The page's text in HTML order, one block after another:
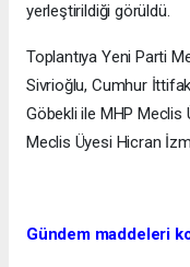
yerleştirildiği görüldü.
Toplantıya Yeni Parti
Sivrioğlu, Cumhur
Göbekli ile MHP Meclis
Meclis Üyesi Hicran
Gündem maddeleri